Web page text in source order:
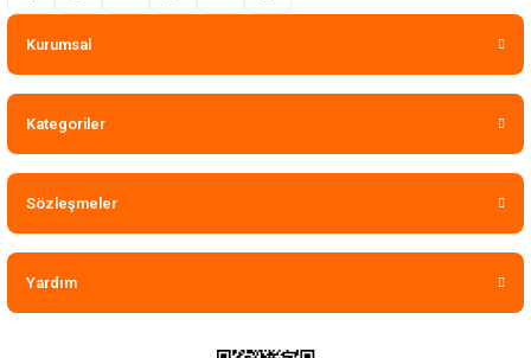
Kurumsal
Kategoriler
Sözleşmeler
Yardım